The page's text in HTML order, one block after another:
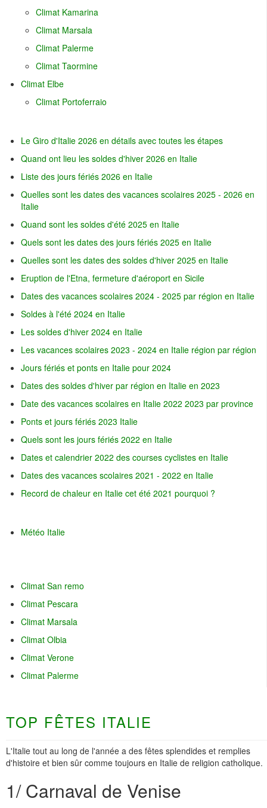
Climat Kamarina
Climat Marsala
Climat Palerme
Climat Taormine
Climat Elbe
Climat Portoferraio
Le Giro d'Italie 2026 en détails avec toutes les étapes
Quand ont lieu les soldes d'hiver 2026 en Italie
Liste des jours fériés 2026 en Italie
Quelles sont les dates des vacances scolaires 2025 - 2026 en
Italie
Quand sont les soldes d'été 2025 en Italie
Quels sont les dates des jours fériés 2025 en Italie
Quelles sont les dates des soldes d'hiver 2025 en Italie
Eruption de l'Etna, fermeture d'aéroport en Sicile
Dates des vacances scolaires 2024 - 2025 par région en Italie
Soldes à l'été 2024 en Italie
Les soldes d'hiver 2024 en Italie
Les vacances scolaires 2023 - 2024 en Italie région par région
Jours fériés et ponts en Italie pour 2024
Dates des soldes d'hiver par région en Italie en 2023
Date des vacances scolaires en Italie 2022 2023 par province
Ponts et jours fériés 2023 Italie
Quels sont les jours fériés 2022 en Italie
Dates et calendrier 2022 des courses cyclistes en Italie
Dates des vacances scolaires 2021 - 2022 en Italie
Record de chaleur en Italie cet été 2021 pourquoi ?
Météo Italie
Climat San remo
Climat Pescara
Climat Marsala
Climat Olbia
Climat Verone
Climat Palerme
TOP FÊTES ITALIE
L'Italie tout au long de l'année a des fêtes splendides et remplies
d'histoire et bien sûr comme toujours en Italie de religion catholique.
1/ Carnaval de Venise